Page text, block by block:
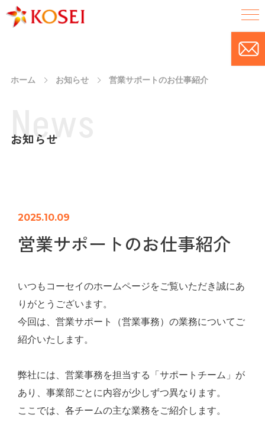
ホーム お知らせ 営業サポートのお仕事紹介
お知らせ
New
2025.10.09
営業サポートのお仕事紹介
いつもコーセイのホームページをご覧いただき誠にあ
りがとうございます。
今回は、営業サポート（営業事務）の業務についてご
紹介いたします。
弊社には、営業事務を担当する「サポートチーム」が
あり、事業部ごとに内容が少しずつ異なります。
ここでは、各チームの主な業務をご紹介します。